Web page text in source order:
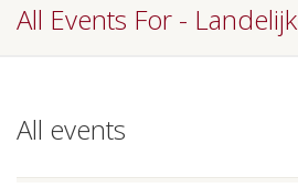
All Events For - Landelijk
All events